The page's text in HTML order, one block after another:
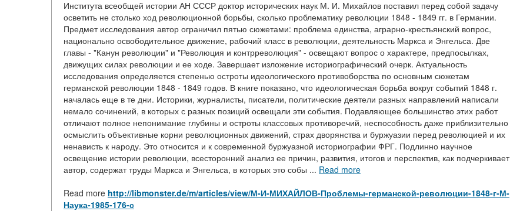
Института всеобщей истории АН СССР доктор исторических наук М. И. Михайлов поставил перед собой задачу
осветить не столько ход революционной борьбы, сколько проблематику революции 1848 - 1849 гг. в Германии.
Предмет исследования автор ограничил пятью сюжетами: проблема единства, аграрно-крестьянский вопрос,
национально освободительное движение, рабочий класс в революции, деятельность Маркса и Энгельса. Две
главы - "Канун революции" и "Революция и контрреволюция" - освещают вопрос о характере, предпосылках,
движущих силах революции и ее ходе. Завершает изложение историографический очерк. Актуальность
исследования определяется степенью остроты идеологического противоборства по основным сюжетам
германской революции 1848 - 1849 годов. В книге показано, что идеологическая борьба вокруг событий 1848 г.
началась еще в те дни. Историки, журналисты, писатели, политические деятели разных направлений написали
немало сочинений, в которых с разных позиций освещали эти события. Подавляющее большинство этих работ
отличают полное непонимание глубины и остроты классовых противоречий, неспособность даже приблизительно
осмыслить объективные корни революционных движений, страх дворянства и буржуазии перед революцией и их
ненависть к народу. Это относится и к современной буржуазной историографии ФРГ. Подлинно научное
освещение истории революции, всесторонний анализ ее причин, развития, итогов и перспектив, как подчеркивает
автор, содержат труды Маркса и Энгельса, в которых это собы ... Read more
Read more http://libmonster.de/m/articles/view/М-И-МИХАЙЛОВ-Проблемы-германской-революции-1848-г-М-
Наука-1985-176-с